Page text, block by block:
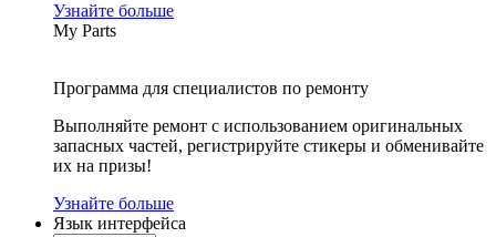
Узнайте больше
My Parts
Программа для специалистов по ремонту
Выполняйте ремонт с использованием оригинальных
запасных частей, регистрируйте стикеры и обменивайте
их на призы!
Узнайте больше
Язык интерфейса